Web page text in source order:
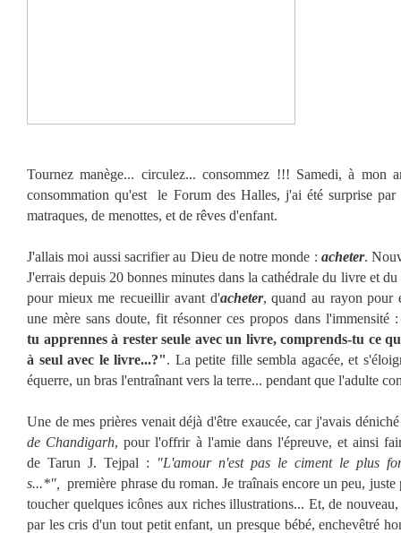
Tournez manège... circulez... consommez !!! Samedi, à mon
consommation qu'est le Forum des Halles, j'ai été surprise par
matraques, de menottes, et de rêves d'enfant.
J'allais moi aussi sacrifier au Dieu de notre monde :acheter.
J'errais depuis 20 bonnes minutes dans la cathédrale du livre et
pour mieux me recueillir avant d'acheter, quand au rayon pour
une mère sans doute, fit résonner ces propos dans l'immensité
tu apprennes à rester seule avec un livre, comprends-tu ce
à seul avec le livre...?". La petite fille sembla agacée, et
équerre, un bras l'entraînant vers la terre... pendant que l'adulte
Une de mes prières venait déjà d'être exaucée, car j'avais
de Chandigarh, pour l'offrir à l'amie dans l'épreuve, et ainsi
de Tarun J. Tejpal :
"L'amour n'est pas le ciment le plus
s...*",
première phrase du roman. Je traînais encore un peu,
toucher quelques icônes aux riches illustrations... Et, de
par les cris d'un tout petit enfant, un presque bébé, enchevêtré